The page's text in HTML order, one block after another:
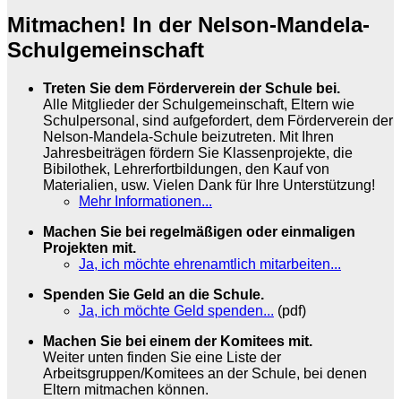
Mitmachen! In der Nelson-Mandela-
Schulgemeinschaft
Treten Sie dem Förderverein der Schule bei.
Alle Mitglieder der Schulgemeinschaft, Eltern wie
Schulpersonal, sind aufgefordert, dem Förderverein der
Nelson-Mandela-Schule beizutreten. Mit Ihren
Jahresbeiträgen fördern Sie Klassenprojekte, die
Bibilothek, Lehrerfortbildungen, den Kauf von
Materialien, usw. Vielen Dank für Ihre Unterstützung!
Mehr Informationen...
Machen Sie bei regelmäßigen oder einmaligen
Projekten mit.
Ja, ich möchte ehrenamtlich mitarbeiten...
Spenden Sie Geld an die Schule.
Ja, ich möchte Geld spenden... (pdf)
Machen Sie bei einem der Komitees mit.
Weiter unten finden Sie eine Liste der
Arbeitsgruppen/Komitees an der Schule, bei denen
Eltern mitmachen können.